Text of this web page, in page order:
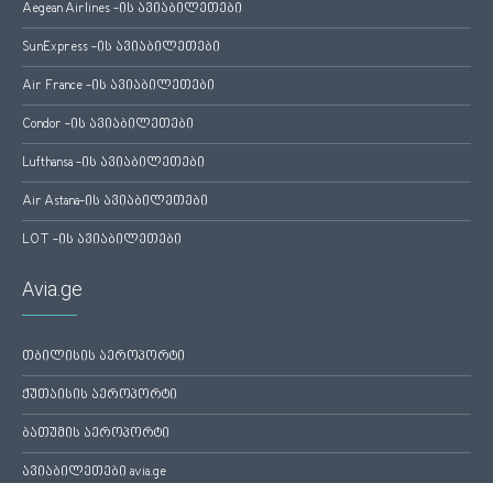
Aegean Airlines -ის ავიაბილეთები
SunExpress -ის ავიაბილეთები
Air France -ის ავიაბილეთები
Condor -ის ავიაბილეთები
Lufthansa -ის ავიაბილეთები
Air Astana-ის ავიაბილეთები
LOT -ის ავიაბილეთები
Avia.ge
თბილისის აეროპორტი
ქუთაისის აეროპორტი
ბათუმის აეროპორტი
ავიაბილეთები avia.ge